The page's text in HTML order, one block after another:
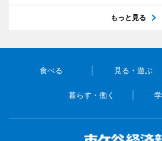
もっと見る
食べる 見る・遊ぶ
暮らす・働く